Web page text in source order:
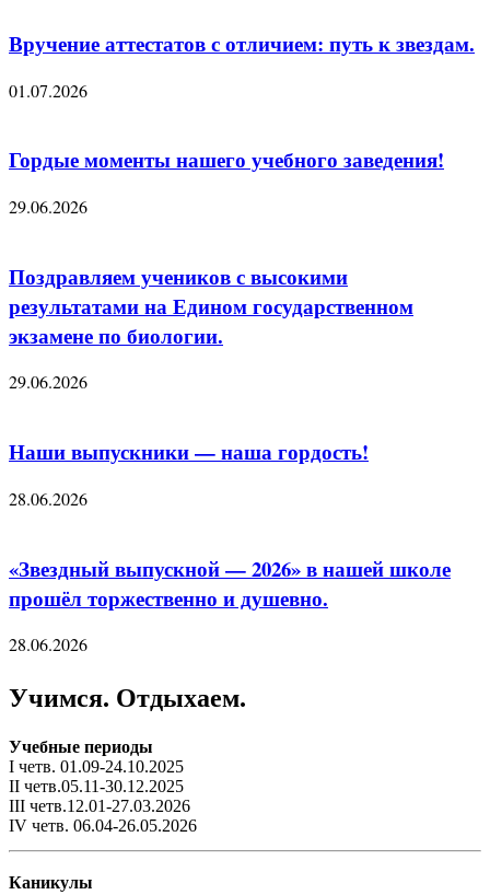
Вручение аттестатов с отличием: путь к звездам.
01.07.2026
Гордые моменты нашего учебного заведения!
29.06.2026
Поздравляем учеников с высокими
результатами на Едином государственном
экзамене по биологии.
29.06.2026
Наши выпускники — наша гордость!
28.06.2026
«Звездный выпускной — 2026» в нашей школе
прошёл торжественно и душевно.
28.06.2026
Учимся. Отдыхаем.
Учебные периоды
I четв. 01.09-24.10.2025
II четв.05.11-30.12.2025
III четв.12.01-27.03.2026
IV четв. 06.04-26.05.2026
Каникулы